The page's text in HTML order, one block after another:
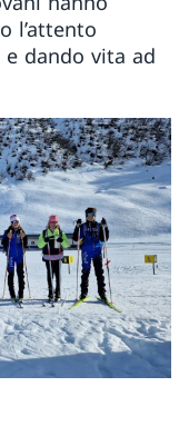
l’attento
dando vita ad